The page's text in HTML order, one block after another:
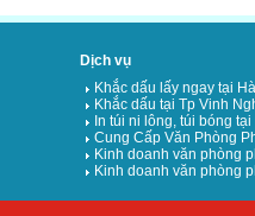
Dịch vụ
Khắc dấu lấy ngay tại
Khắc dấu tại Tp Vinh
In túi ni lông, túi bóng
Cung Cấp Văn Phòng
Kinh doanh văn phòng
Kinh doanh văn phòng